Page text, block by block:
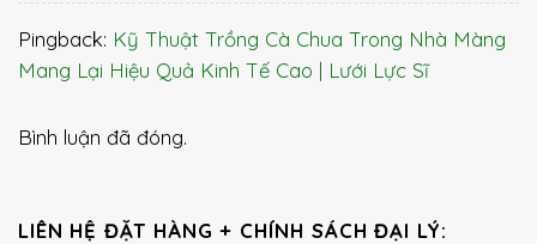
Pingback: Kỹ Thuật Trồng Cà Chua Trong Nhà Màng
Mang Lại Hiệu Quả Kinh Tế Cao | Lưới Lực Sĩ
Bình luận đã đóng.
LIÊN HỆ ĐẶT HÀNG + CHÍNH SÁCH ĐẠI LÝ: